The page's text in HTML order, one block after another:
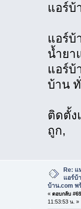
แอร์บ้
แอร์บ้
น้ำยา
แอร์บ้
บ้าน
ติดตั้ง
ถูก,
Re: แ
แอร์บ้
บ้าน.com พ
« ตอบกลับ
11:53:53 น. »